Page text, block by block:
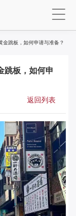
金跳板，如何申请与准备？
跳板，如何申
返回列表